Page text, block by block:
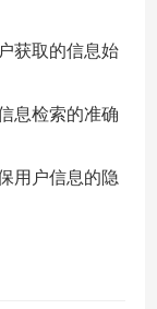
获取的信息始
息检索的准确
用户信息的隐